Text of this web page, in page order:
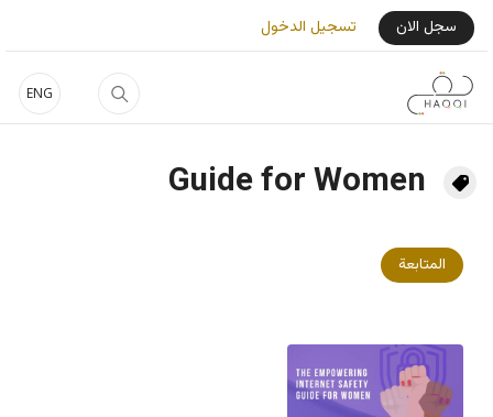
تجاوز إلى المحتوى الرئيسي
ENG
User Login Menu
سجل الان تسجيل الدخول
Guide for Women
المتابعة